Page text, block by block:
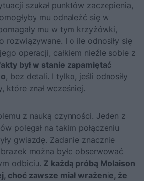
szukał punktów zaczepienia,
mu odnaleźć się w
mu w tym krzyżówki,
rozwiązywane. I o ile odnosiły się
operacji, całkiem nieźle sobie z
był w stanie zapamiętać
, bez detali. I tylko, jeśli odnosiły
które znał wcześniej.
z nauką czynności. Jeden z
polegał na takim połączeniu
gwiazdę. Zadanie znacznie
można było obserwować
odbiciu. Z każdą próbą Molaison
choć zawsze miał wrażenie, że